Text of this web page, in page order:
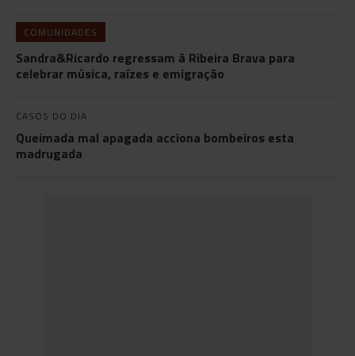
COMUNIDADES
Sandra&Ricardo regressam à Ribeira Brava para
celebrar música, raízes e emigração
CASOS DO DIA
Queimada mal apagada acciona bombeiros esta
madrugada